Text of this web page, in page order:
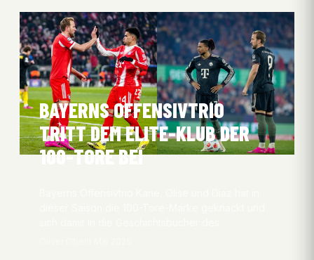
BAYERNS OFFENSIVTRIO
TRITT DEM ELITE-KLUB DER
100-TORE BEI